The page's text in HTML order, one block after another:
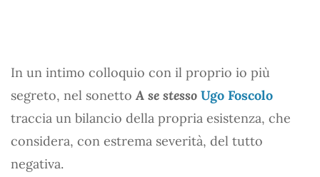
In un intimo colloquio con il proprio io più
segreto, nel sonettoA se stesso Ugo Foscolo
traccia un bilancio della propria esistenza, che
considera, con estrema severità, del tutto
negativa.